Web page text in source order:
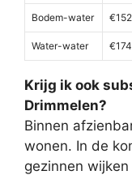
Bodem-water
Water-water
Krijg ik ook
Drimmelen?
Binnen
wonen. In de
gezinnen